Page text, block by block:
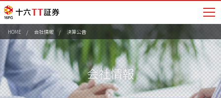
HOME 会社情報 決算公告
会社情報